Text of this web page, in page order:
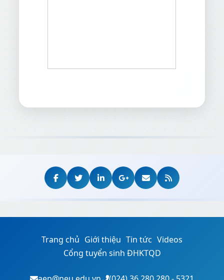
Trang chủ Giới thiệu Tin tức Videos
Cổng tuyển sinh ĐHKTQD